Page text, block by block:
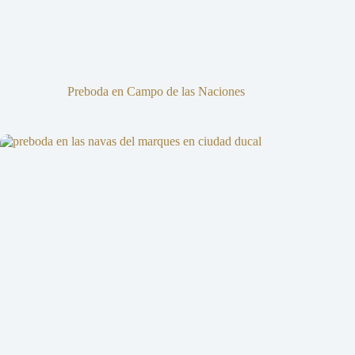
Preboda en Campo de las Naciones